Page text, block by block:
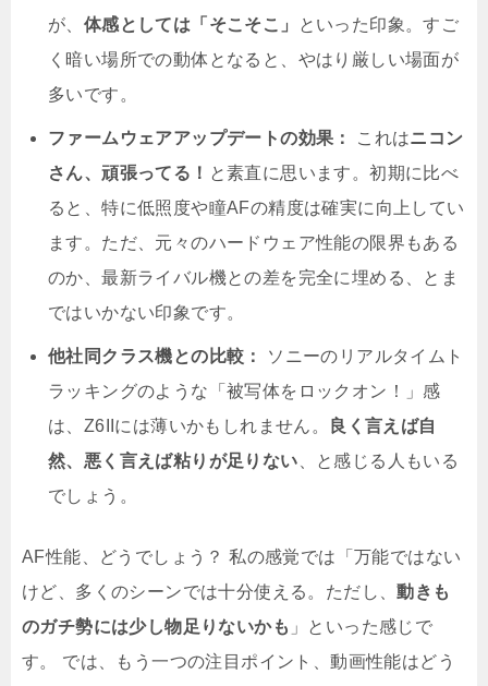
が、 体感としては「そこそこ」
といった印象。すご
く暗い場所での動体となると、やはり厳しい場面が
多いです。
ファームウェアアップデートの効果： これはニコン
さん、頑張ってる！ と素直に思います。初期に比べ
ると、特に低照度や瞳AFの精度は確実に向上してい
ます。ただ、元々のハードウェア性能の限界もある
のか、最新ライバル機との差を完全に埋める、とま
ではいかない印象です。
他社同クラス機との比較：
ソニーのリアルタイムト
ラッキングのような「被写体をロックオン！」感
は、Z6IIには薄いかもしれません。
良く言えば自
然、悪く言えば粘りが足りない 、と感じる人もいる
でしょう。
AF性能、どうでしょう？ 私の感覚では「万能ではない
けど、多くのシーンでは十分使える。ただし、動きも
のガチ勢には少し物足りないかも 」といった感じで
す。 では、もう一つの注目ポイント、動画性能はどう